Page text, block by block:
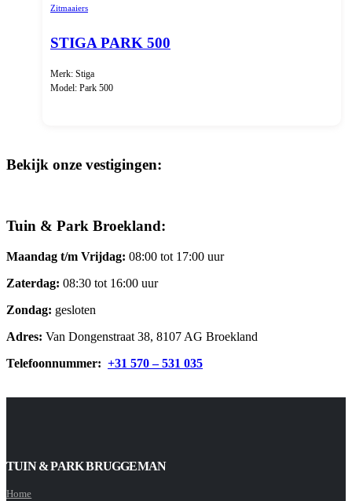
Zitmaaiers
STIGA PARK 500
Merk: Stiga
Model: Park 500
Bekijk onze vestigingen:
Tuin & Park Broekland:
Maandag t/m Vrijdag: 08:00 tot 17:00 uur
Zaterdag: 08:30 tot 16:00 uur
Zondag: gesloten
Adres: Van Dongenstraat 38, 8107 AG Broekland
Telefoonnummer: +31 570 – 531 035
TUIN & PARK BRUGGEMAN
Home